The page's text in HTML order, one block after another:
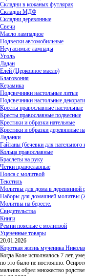
Складни в кожаных футлярах
Складни МДФ
Складни деревянные
Свечи
Масло лампадное
Подвески автомобильные
Неугасимые лампады
Уголь
Ладан
Елей (Церковное масло)
Благовония
Керамика
Подсвечники настольные литые
Подсвечники настольные
Кресты православные настольные
Кресты православные подвесные
Крестики и образки нательные
Крестики и образки деревянные
Ладанки
Гайтаны (бечевки для нательного
Кольца православные
Браслеты на руку
Четки православные
Пояса с молитвой
Текстиль
Молитвы для дома в деревянной
Наборы для домашней молитвы
Молитвы на бересте.
Свидетельства
Книги
Ремни поясные с молитвой
Уцененные товары
20.01.2026
Короткая жизнь мученика
Когда Коле исполнилось 7 лет,
но это было не постоянно.
мальчик обрел множество